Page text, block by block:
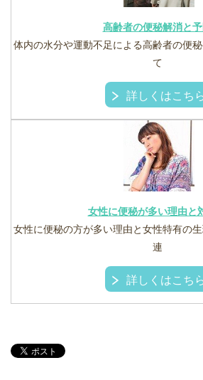
高齢者の便秘解消と
体内の水分や運動不足による高齢者の便
て
詳しくはこち
女性に便秘が多い理由と
女性に便秘の方が多い理由と女性特有の
連
詳しくはこち